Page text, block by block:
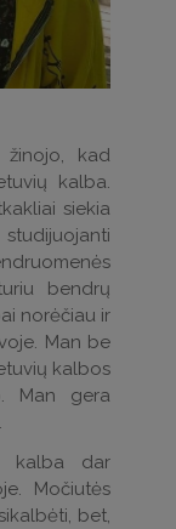
žinojo, kad
kalba.
siekia
bendrų
norėčiau ir
Man be
kalbos
Man gera
kalba dar
Močiutės
bet,